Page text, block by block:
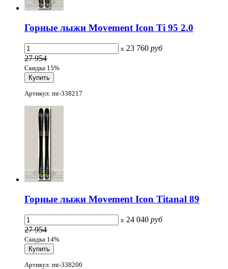
Горные лыжи Movement Icon Ti 95 2.0
x 23 760 руб
27 954
Скидка 15%
Артикул: mt-338217
Горные лыжи Movement Icon Titanal 89
x 24 040 руб
27 954
Скидка 14%
Артикул: mt-338200